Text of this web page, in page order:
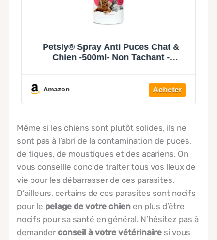
Petsly® Spray Anti Puces Chat &
Chien -500ml- Non Tachant -
Textiles - Spray Anti Puce Maison à
l'huile de Citronnelle & Géraniol
Amazon
Même si les chiens sont plutôt solides, ils ne
sont pas à l’abri de la contamination de puces,
de tiques, de moustiques et des acariens. On
vous conseille donc de traiter tous vos lieux de
vie pour les débarrasser de ces parasites.
D’ailleurs, certains de ces parasites sont nocifs
pour le pelage de votre chien en plus d’être
nocifs pour sa santé en général. N’hésitez pas à
demanderconseil à votre vétérinaire si vous